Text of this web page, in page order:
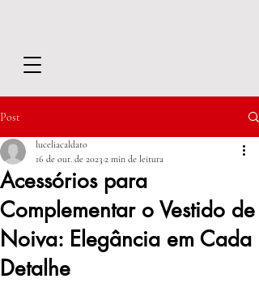
Post
Acessórios para
Complementar o Vestido de
Noiva: Elegância em Cada
Detalhe
luceliacaldato
16 de out. de 2023 2 min de leitura